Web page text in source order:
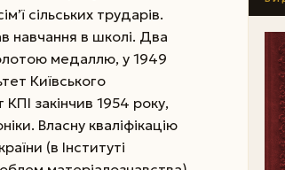
сільських трударів.
навчання в школі. Два
медаллю, у 1949
Київського
КПІ закінчив 1954 року,
Власну кваліфікацію
(в Інституті